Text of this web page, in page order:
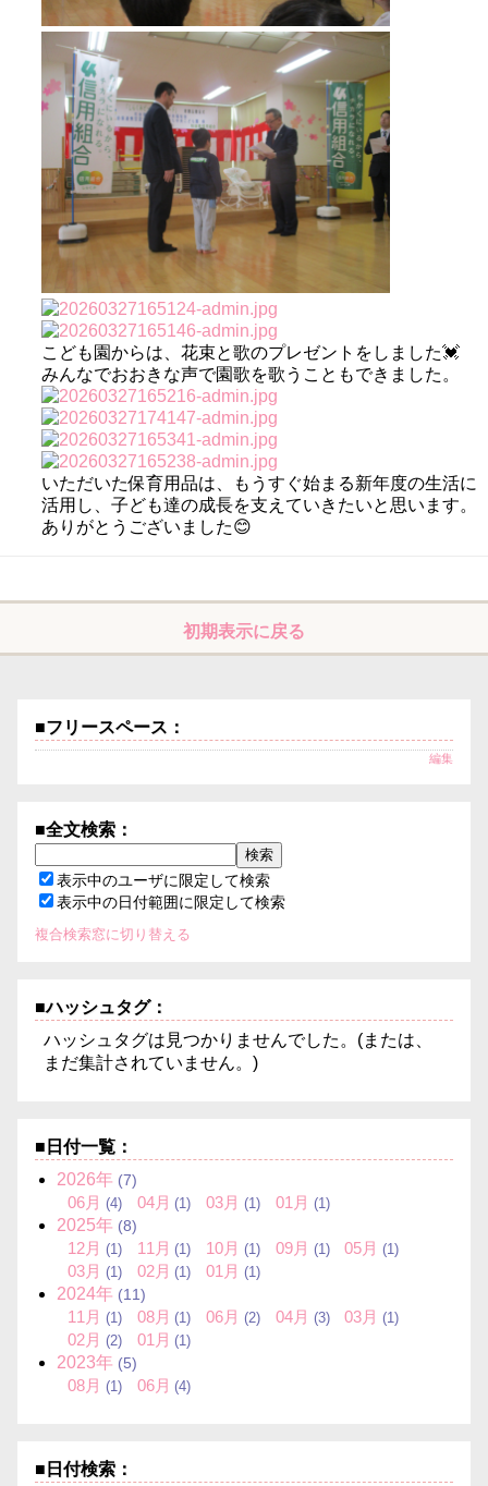
こども園からは、花束と歌のプレゼントをしました💓
みんなでおおきな声で園歌を歌うこともできました。
いただいた保育用品は、もうすぐ始まる新年度の生活に
活用し、子ども達の成長を支えていきたいと思います。
ありがとうございました😊
初期表示に戻る
■フリースペース：
編集
■全文検索：
表示中のユーザに限定して検索
表示中の日付範囲に限定して検索
複合検索窓に切り替える
■ハッシュタグ：
ハッシュタグは見つかりませんでした。(または、
まだ集計されていません。)
■日付一覧：
2026年 (7)
06月 (4) 04月 (1) 03月 (1) 01月 (1)
2025年 (8)
12月 (1) 11月 (1) 10月 (1) 09月 (1) 05月 (1)
03月 (1) 02月 (1) 01月 (1)
2024年 (11)
11月 (1) 08月 (1) 06月 (2) 04月 (3) 03月 (1)
02月 (2) 01月 (1)
2023年 (5)
08月 (1) 06月 (4)
■日付検索：